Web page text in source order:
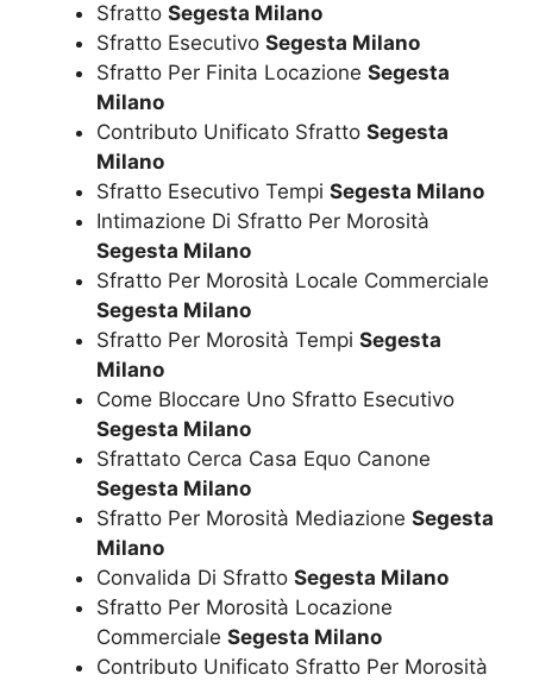
Sfratto Segesta Milano
Sfratto Esecutivo Segesta Milano
Sfratto Per Finita Locazione Segesta
Milano
Contributo Unificato Sfratto Segesta
Milano
Sfratto Esecutivo Tempi Segesta Milano
Intimazione Di Sfratto Per Morosità
Segesta Milano
Sfratto Per Morosità Locale Commerciale
Segesta Milano
Sfratto Per Morosità Tempi Segesta
Milano
Come Bloccare Uno Sfratto Esecutivo
Segesta Milano
Sfrattato Cerca Casa Equo Canone
Segesta Milano
Sfratto Per Morosità Mediazione Segesta
Milano
Convalida Di Sfratto Segesta Milano
Sfratto Per Morosità Locazione
Commerciale Segesta Milano
Contributo Unificato Sfratto Per Morosità